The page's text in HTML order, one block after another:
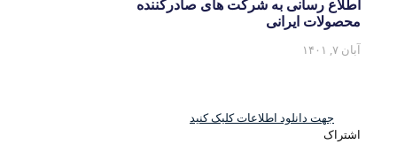
اطلاع رسانی به شرکت های صادرکننده
محصولات ایرانی
آبان ۷, ۱۴۰۱
جهت دانلود اطلاعات کلیک کنید
اشتراک